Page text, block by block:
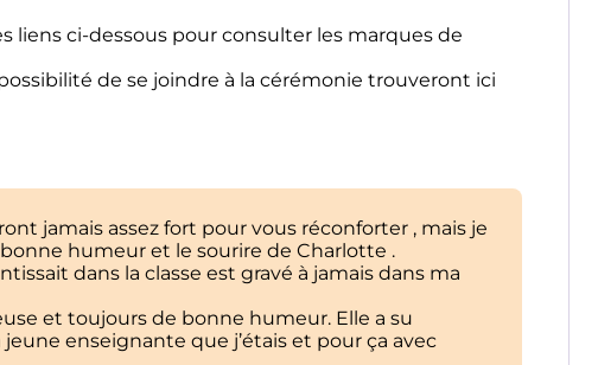
liens ci-dessous pour consulter les marques de
de se joindre à la cérémonie trouveront ici
jamais assez fort pour vous réconforter , mais je
humeur et le sourire de Charlotte .
dans la classe est gravé à jamais dans ma
et toujours de bonne humeur. Elle a su
enseignante que j’étais et pour ça avec